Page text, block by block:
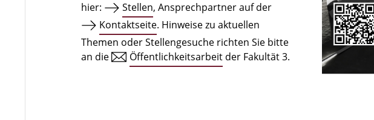
hier:
Stellen, Ansprechpartner auf der
Kontaktseite. Hinweise zu aktuellen
Themen oder Stellengesuche richten Sie bitte
an die
Öffentlichkeitsarbeit der Fakultät 3.